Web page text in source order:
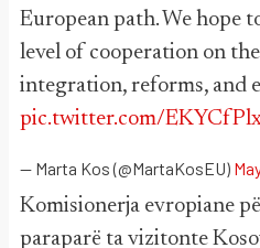
European path. We hope
level of cooperation on
integration, reforms, and
pic.twitter.com/
— Marta Kos (@MartaKosEU)
Komisionerja evropiane
paraparë ta vizitonte